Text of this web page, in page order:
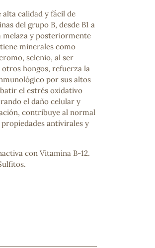
calidad y fácil de
del grupo B, desde B1 a
melaza y posteriormente
minerales como
selenio, al ser
hongos, refuerza la
por sus altos
el estrés oxidativo
el daño celular y
contribuye al normal
antivirales y
con Vitamina B-12.